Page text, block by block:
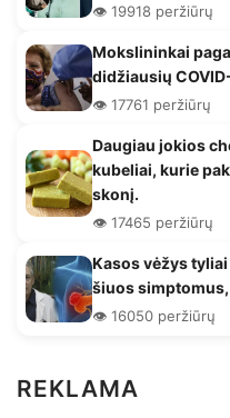
👁️ 19918 peržiūrų
Mokslininkai
didžiausių
👁️ 17761 peržiūrų
Daugiau jokios
kubeliai, kurie
skonį.
👁️ 17465 peržiūrų
Kasos vėžys
šiuos
👁️ 16050 peržiūrų
REKLAMA